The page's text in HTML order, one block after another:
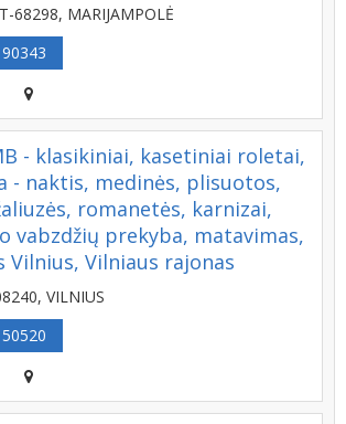
68298, MARIJAMPOLĖ
- klasikiniai, kasetiniai roletai,
- naktis, medinės, plisuotos,
romanetės, karnizai,
vabzdžių prekyba, matavimas,
Vilnius, Vilniaus rajonas
VILNIUS